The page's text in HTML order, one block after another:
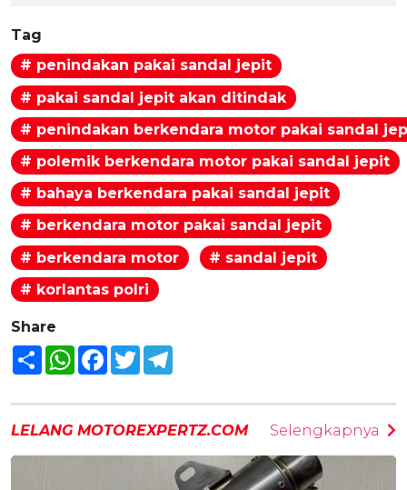
Tag
# penindakan pakai sandal jepit
# pakai sandal jepit akan ditindak
# penindakan berkendara motor pakai sandal
# polemik berkendara motor pakai sandal jepit
# bahaya berkendara pakai sandal jepit
# berkendara motor pakai sandal jepit
# berkendara motor
# sandal jepit
# korlantas polri
Share
Share WhatsAppFacebook
Twitter
LELANG MOTOREXPERTZ.COM Selengkapnya